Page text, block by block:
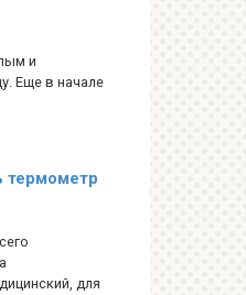
и
Еще в начале
термометр
для